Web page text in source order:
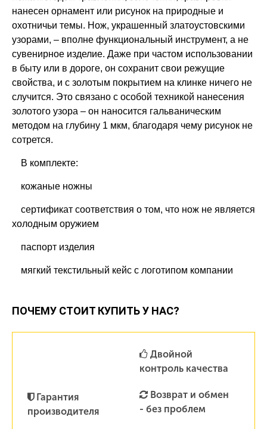
нанесен орнамент или рисунок на природные и
охотничьи темы. Нож, украшенный златоустовскими
узорами, – вполне функциональный инструмент, а не
сувенирное изделие. Даже при частом использовании
в быту или в дороге, он сохранит свои режущие
свойства, и с золотым покрытием на клинке ничего не
случится. Это связано с особой техникой нанесения
золотого узора – он наносится гальваническим
методом на глубину 1 мкм, благодаря чему рисунок не
сотрется.
В комплекте:
кожаные ножны
сертификат соответствия о том, что нож не является
холодным оружием
паспорт изделия
мягкий текстильный кейс с логотипом компании
ПОЧЕМУ СТОИТ КУПИТЬ У НАС?
Гарантия
производителя
Двойной
контроль качества
Возврат и обмен
- без проблем